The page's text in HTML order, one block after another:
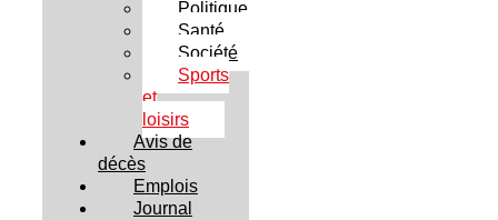
Politique
Santé
Société
Sports
et
loisirs
Avis de
décès
Emplois
Journal